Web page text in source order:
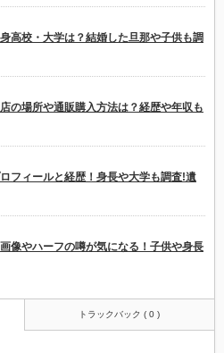
高校・大学は？結婚した旦那や子供も調
の場所や通販購入方法は？経歴や年収も
フィールと経歴！身長や大学も調査!遺
像やハーフの噂が気になる！子供や身長
トラックバック ( 0 )